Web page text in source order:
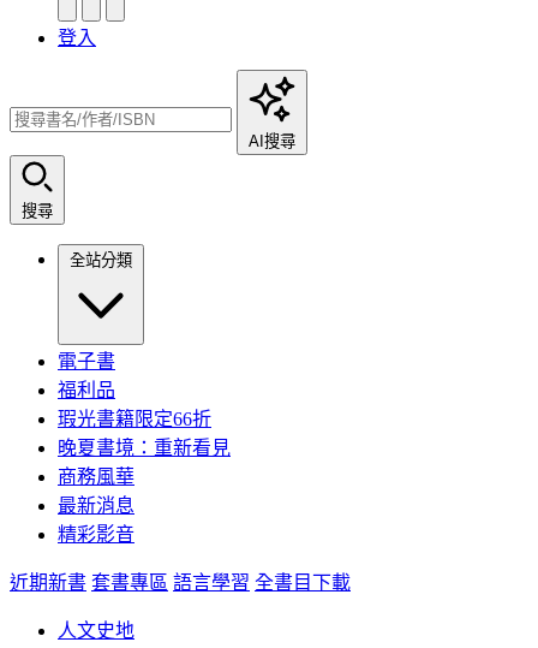
登入
AI搜尋
搜尋
全站分類
電子書
福利品
瑕光書籍限定66折
晚夏書境：重新看見
商務風華
最新消息
精彩影音
近期新書 套書專區 語言學習 全書目下載
人文史地